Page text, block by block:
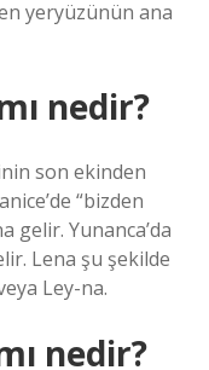
yeryüzünün ana
nedir?
son ekinden
“bizden
gelir. Yunanca’da
Lena şu şekilde
Ley-na.
nedir?